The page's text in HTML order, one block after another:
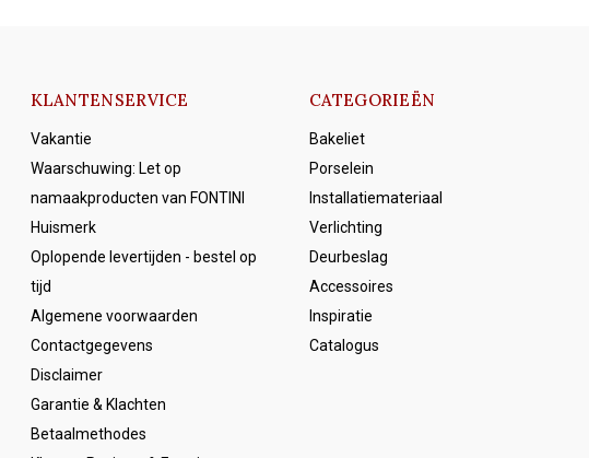
KLANTENSERVICE
Vakantie
Waarschuwing: Let op
namaakproducten van FONTINI
Huismerk
Oplopende levertijden - bestel op
tijd
Algemene voorwaarden
Contactgegevens
Disclaimer
Garantie & Klachten
Betaalmethodes
CATEGORIEËN
Bakeliet
Porselein
Installatiemateriaal
Verlichting
Deurbeslag
Accessoires
Inspiratie
Catalogus